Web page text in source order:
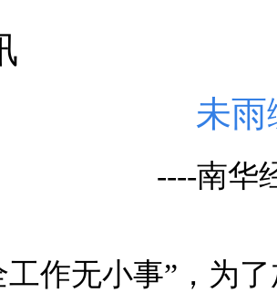
未雨
----南华
无小事”，为了